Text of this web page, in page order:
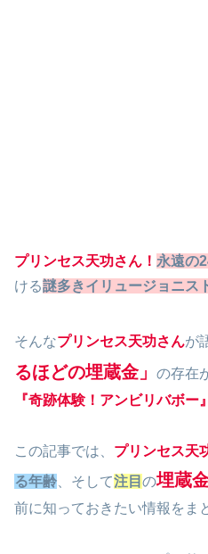
プリンセス天功さん！ 永遠の
ける謎多きイリュージョニス
そんなプリンセス天功さんが
るほどの埋蔵金」
の存在
『奇跡体験！アンビリバボー』
この記事では、 プリンセス天
る年齢 、そして注目 の埋蔵
前に知っておきたい情報をま